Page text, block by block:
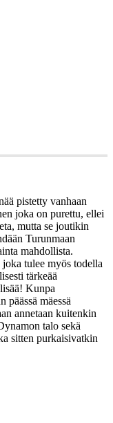
pistetty vanhaan
joka on purettu, ellei
mutta se joutikin
Turunmaan
mahdollista.
tulee myös todella
tärkeää
Kunpa
päässä mäessä
annetaan kuitenkin
talo sekä
sitten purkaisivatkin